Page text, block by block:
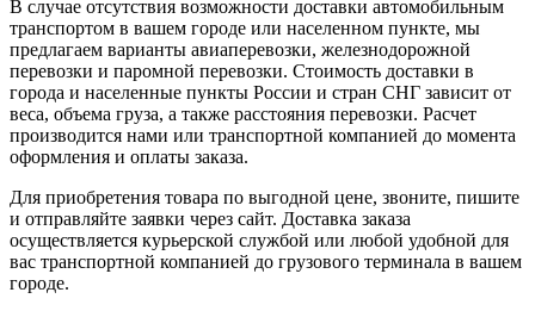
В случае отсутствия возможности доставки автомобильным
транспортом в вашем городе или населенном пункте, мы
предлагаем варианты авиаперевозки, железнодорожной
перевозки и паромной перевозки. Стоимость доставки в
города и населенные пункты России и стран СНГ зависит от
веса, объема груза, а также расстояния перевозки. Расчет
производится нами или транспортной компанией до момента
оформления и оплаты заказа.
Для приобретения товара по выгодной цене, звоните, пишите
и отправляйте заявки через сайт. Доставка заказа
осуществляется курьерской службой или любой удобной для
вас транспортной компанией до грузового терминала в вашем
городе.